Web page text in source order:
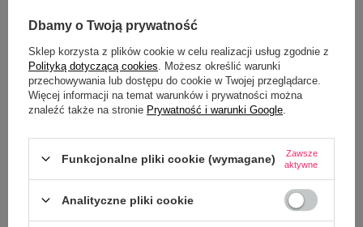
Jak przygotować projekt do druku offsetowego?
np. ulotki, wizytówki lub plakatu
Dbamy o Twoją prywatność
Sklep korzysta z plików cookie w celu realizacji usług zgodnie z
Polityką dotyczącą cookies . Możesz określić warunki
przechowywania lub dostępu do cookie w Twojej przeglądarce.
Więcej informacji na temat warunków i prywatności można
znaleźć także na stronie Prywatność i warunki Google
Funkcjonalne pliki cookie (wymagane)
Zawsze
aktywne
Analityczne pliki cookie